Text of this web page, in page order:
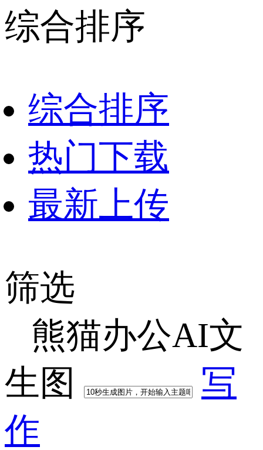
综合排序
综合排序
热门下载
最新上传
筛选
熊猫办公AI文
生图
写
作